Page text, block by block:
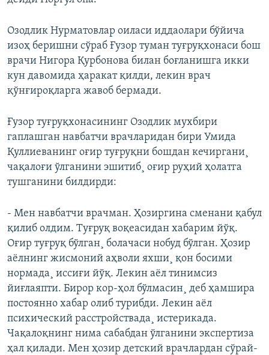
Озодлик Нурматовлар оиласи иддаолари бўйича
изоҳ беришни сўраб Ғузор туман туғруқхонаси бош
врачи Нигора Қурбонова билан боғланишга икки
кун давомида ҳаракат қилди, лекин врач
қўнғироқларга жавоб бермади.
Ғузор туғруқхонасининг Озодлик мухбири
гаплашган навбатчи врачларидан бири Умида
Қуллиеванинг оғир туғруқни бошдан кечиргани¸
чақалоғи ўлганини эшитиб¸ оғир руҳий ҳолатга
тушганини билдирди:
- Мен навбатчи врачман. Ҳозиргина сменани қабул
қилиб олдим. Туғруқ воқеасидан хабарим йўқ.
Оғир туғруқ бўлган¸ болачаси нобуд бўлган. Ҳозир
аëлнинг жисмоний аҳволи яхши¸ қон босими
нормада¸ иссиғи йўқ. Лекин аëл тинимсиз
йиғлаяпти. Бирор кор-ҳол бўлмасин¸ деб ҳамшира
постоянно хабар олиб турибди. Лекин аëл
психический расстройствада¸ истерикада.
Чақалоқнинг нима сабабдан ўлганини экспертиза
ҳал қилади. Мен ҳозир детский врачлардан сўрай-